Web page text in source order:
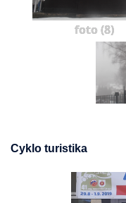
foto (8)
Cyklo turistika